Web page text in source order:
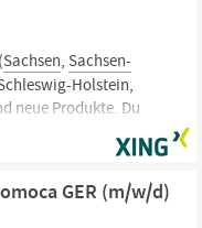
(Sachsen, Sachsen-
Holstein,
neue Produkte. Du
des CRM-
Kochkurse sowie
an diesen teil. Du
GER (m/w/d)